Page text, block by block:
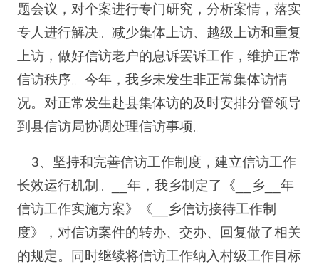
题会议，对个案进行专门研究，分析案情，落实
专人进行解决。减少集体上访、越级上访和重复
上访，做好信访老户的息诉罢诉工作，维护正常
信访秩序。今年，我乡未发生非正常集体访情
况。对正常发生赴县集体访的及时安排分管领导
到县信访局协调处理信访事项。
3、坚持和完善信访工作制度，建立信访工作
长效运行机制。__年，我乡制定了《__乡__年
信访工作实施方案》《__乡信访接待工作制
度》，对信访案件的转办、交办、回复做了相关
的规定。同时继续将信访工作纳入村级工作目标